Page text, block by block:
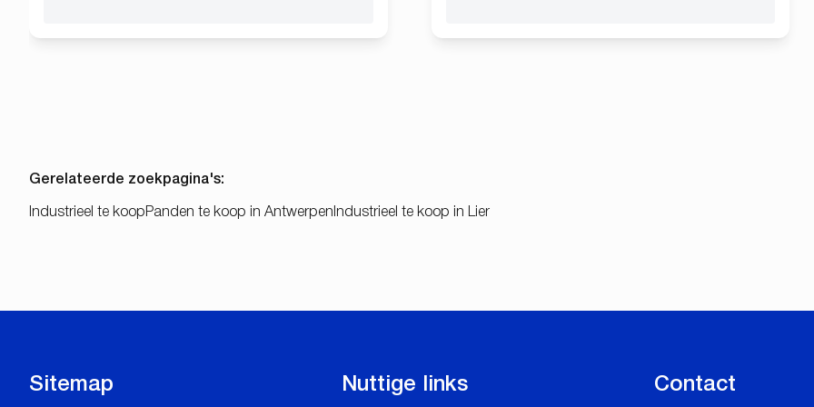
Gerelateerde zoekpagina's:
Industrieel te koop Panden te koop in Antwerpen Industrieel te koop in Lier
Sitemap Nuttige links Contact